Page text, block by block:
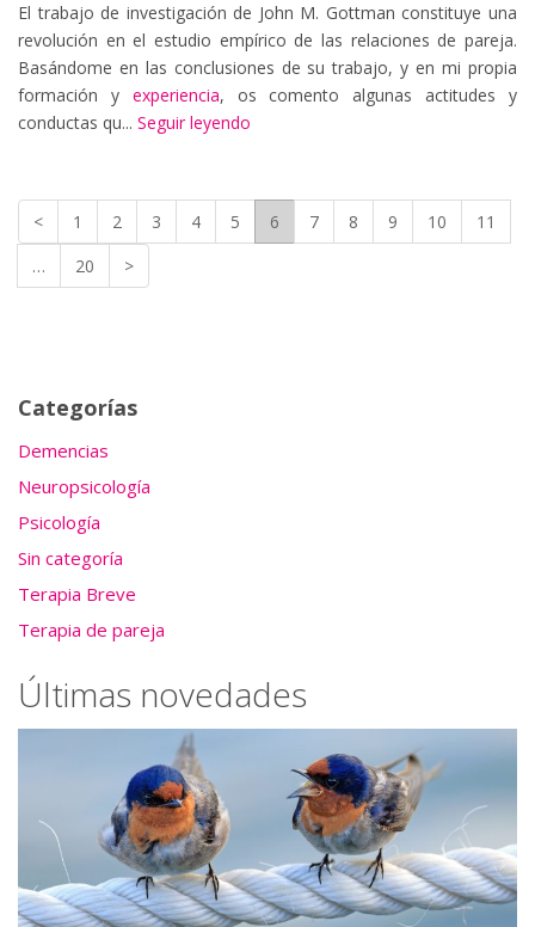
El trabajo de investigación de John M. Gottman constituye una
revolución en el estudio empírico de las relaciones de pareja.
Basándome en las conclusiones de su trabajo, y en mi propia
formación y experiencia, os comento algunas actitudes y
conductas qu... Seguir leyendo
< 1 2 3 4 5 6 7 8 9 10
11
…
20 >
Categorías
Demencias
Neuropsicología
Psicología
Sin categoría
Terapia Breve
Terapia de pareja
Últimas novedades